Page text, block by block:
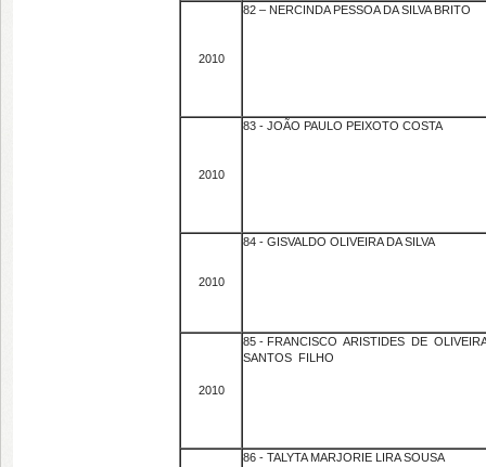
2010
82 – NERCINDA PESSOA DA SILVA BRITO
2010
83 - JOÃO PAULO PEIXOTO COSTA
2010
84 - GISVALDO OLIVEIRA DA SILVA
2010
85 - FRANCISCO ARISTIDES DE
SANTOS FILHO
86 - TALYTA MARJORIE LIRA SOUSA